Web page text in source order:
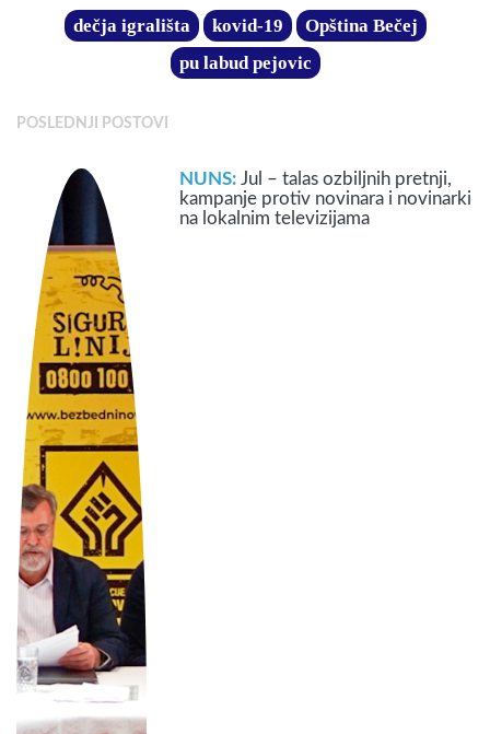
dečja igrališta kovid-19
Opština Bečej
pu labud pejovic
POSLEDNJI POSTOVI
NUNS:Jul – talas ozbiljnih pretnji,
kampanje protiv novinara i novinarki
na lokalnim televizijama